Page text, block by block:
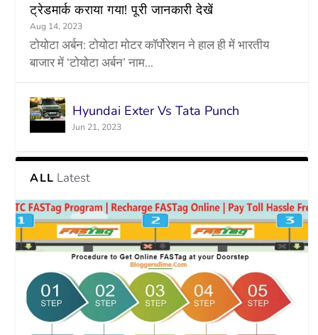
ट्रेडमार्क कराया गया! पूरी जानकारी देखें
Aug 14, 2023
टोयोटा अर्बन: टोयोटा मोटर कॉर्पोरेशन ने हाल ही में भारतीय
बाजार में ‘टोयोटा अर्बन’ नाम...
Hyundai Exter Vs Tata Punch
Jun 21, 2023
ALL Latest